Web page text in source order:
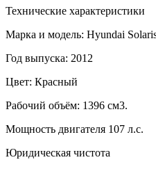
Технические характеристики
Марка и модель: Hyundai
Год выпуска: 2012
Цвет: Красный
Рабочий объём: 1396 см3.
Мощность двигателя 107 л.с.
Юридическая чистота